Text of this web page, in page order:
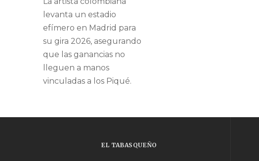
levanta un estadio
efímero en Madrid para
su gira 2026, asegurando
que las ganancias no
lleguen a manos
vinculadas a los Piqué.
EL TABASQUEÑO